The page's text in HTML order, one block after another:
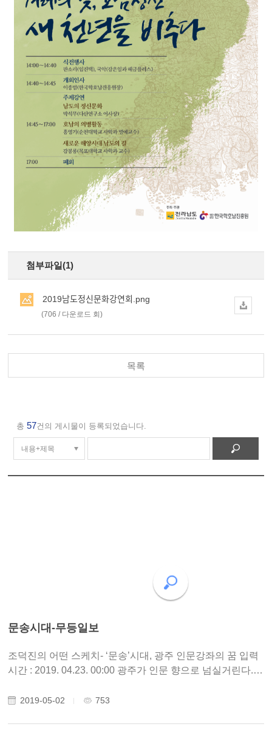
첨부파일(1)
2019남도정신문화강연회.png
(706 / 다운로드 회)
목록
총57건의 게시물이 등록되었습니다.
문송시대-무등일보
조덕진의 어떤 스케치- ‘문송’시대, 광주 인문강좌의 꿈 입력
시간 : 2019. 04.23. 00:00 광주가 인문 향으로 넘실거린다.
전남인문대 등 국공립기관 뿐 아니라 무등공부방·카페필로
2019-05-02 753